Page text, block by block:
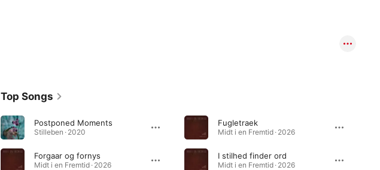
Top Songs
Postponed Moments
Stilleben · 2020
Forgaar og fornys
Midt i en Fremtid · 2026
Fugletraek
Midt i en Fremtid · 2026
I stilhed finder ord
Midt i en Fremtid · 2026